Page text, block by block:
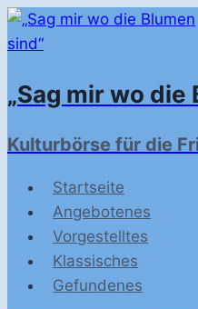
Zum
Inhalt
„Sag mir wo die
Kulturbörse für die
Startseite
Angebotenes
Vorgestelltes
Klassisches
Gefundenes